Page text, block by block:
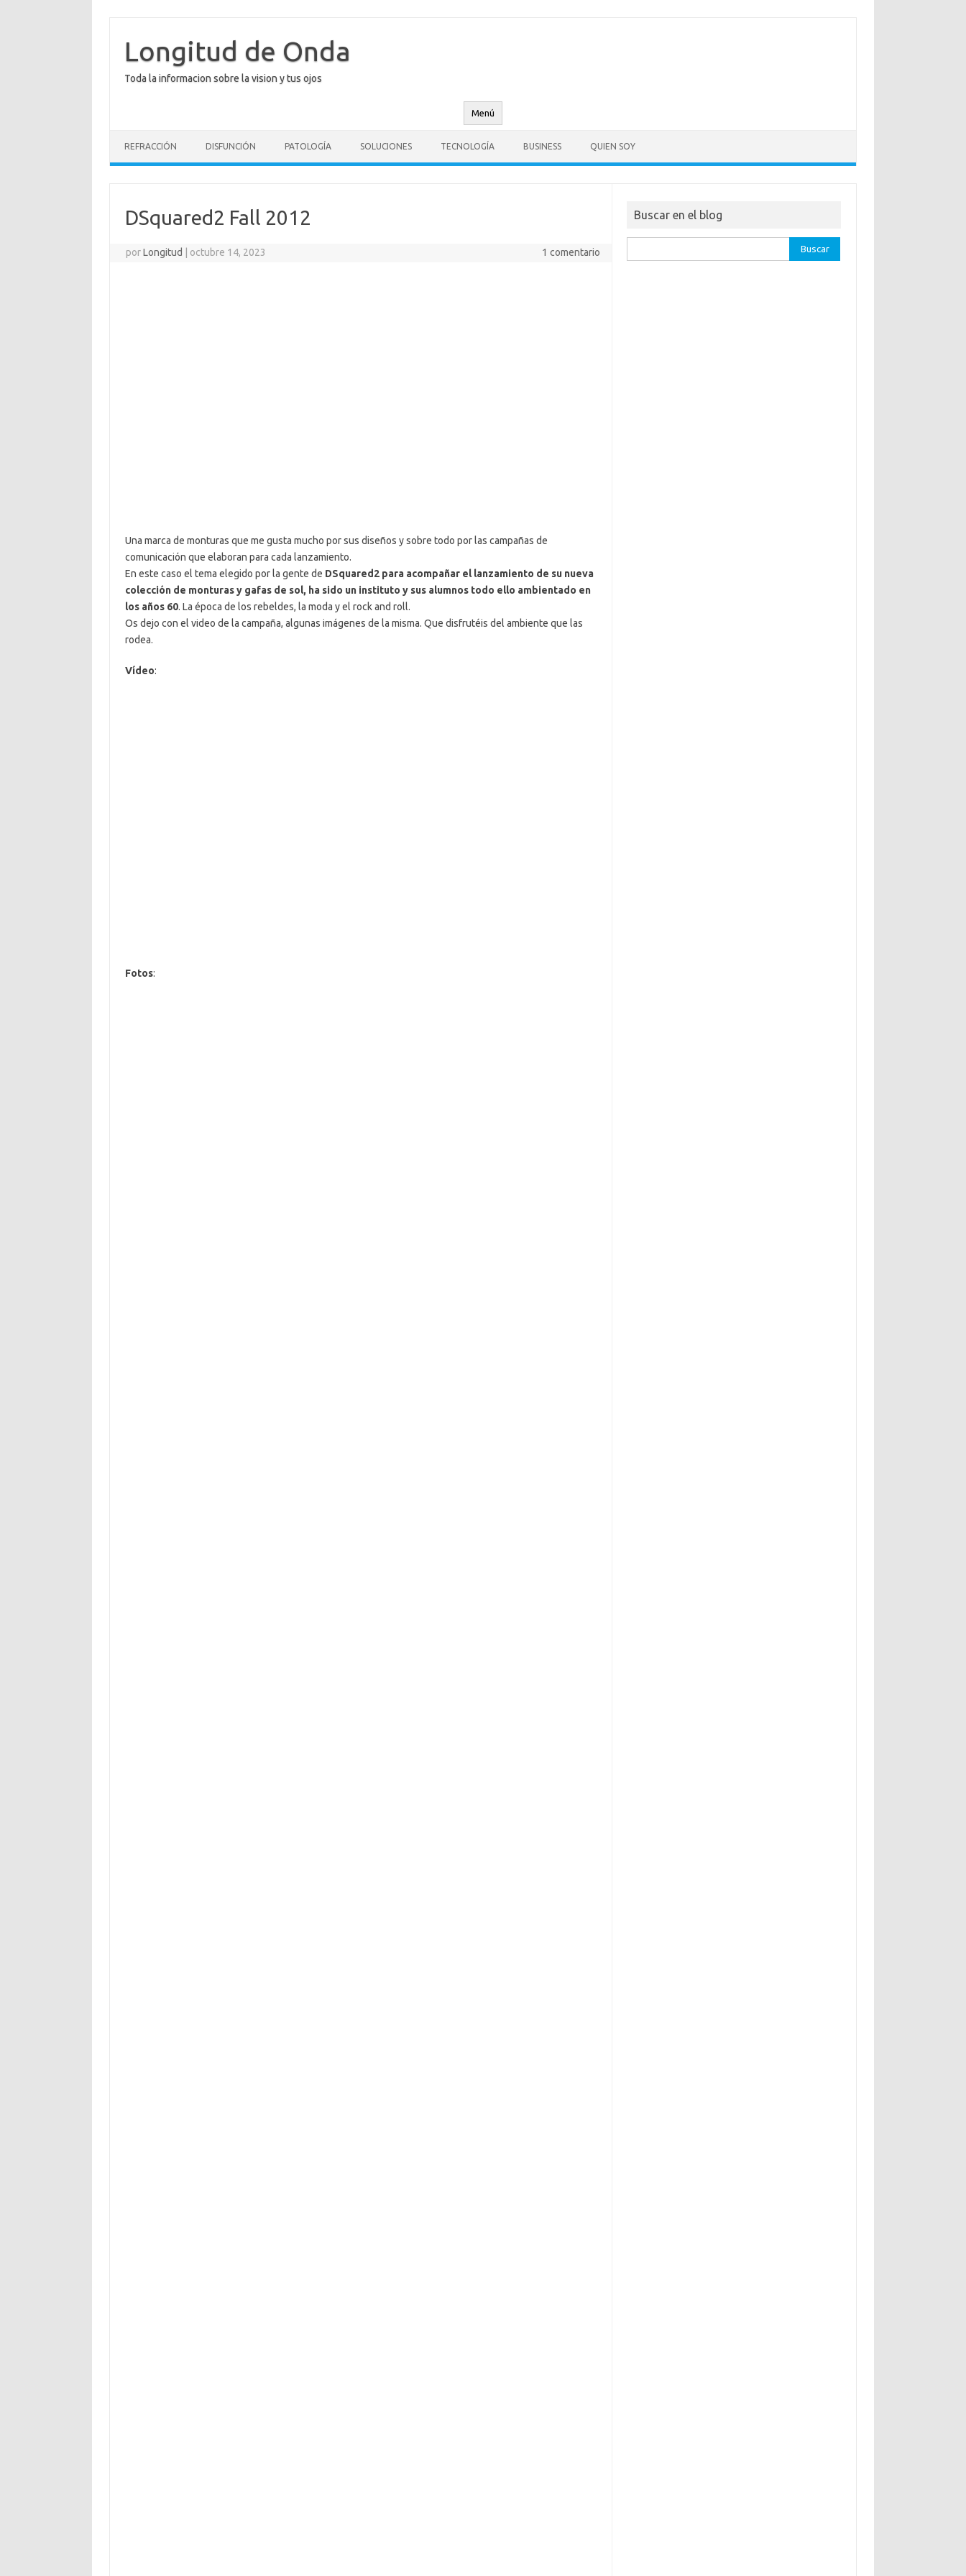
contenido
Longitud de Onda
Toda la informacion sobre la vision y tus ojos
Menú
REFRACCIÓN DISFUNCIÓN PATOLOGÍA SOLUCIONES TECNOLOGÍA BUSINESS QUIEN SOY
DSquared2 Fall 2012
porLongitud octubre 14, 2023 1 comentario
Una marca de monturas que me gusta mucho por sus diseños y sobre todo por las campañas de
comunicación que elaboran para cada lanzamiento.
En este caso el tema elegido por la gente de DSquared2 para acompañar el lanzamiento de su nueva
colección de monturas y gafas de sol, ha sido un instituto y sus alumnos todo ello ambientado en
los años 60. La época de los rebeldes, la moda y el rock and roll.
Os dejo con el video de la campaña, algunas imágenes de la misma. Que disfrutéis del ambiente que las
rodea.
Vídeo:
Fotos:
Buscar en el blog